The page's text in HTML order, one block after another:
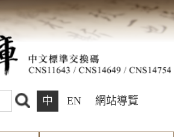
中 EN 網站導覽